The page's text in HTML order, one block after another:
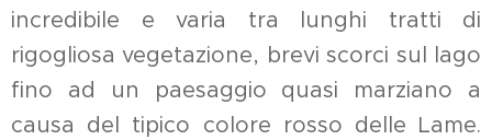
incredibile e varia tra lunghi tratti di
rigogliosa vegetazione, brevi scorci sul lago
fino ad un paesaggio quasi marziano a
causa del tipico colore rosso delle Lame.